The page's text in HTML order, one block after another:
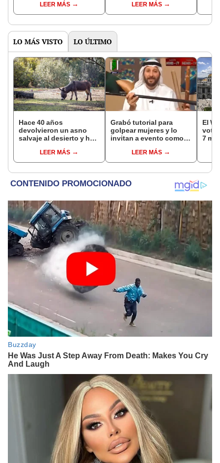
bosques milenarios de
la Patagonia
LEER MÁS
con unoLEER MÁS
LO MÁS VISTO LO ÚLTIMO
Hace 40 años
devolvieron un asno
salvaje al desierto y hoy
reforestar el ecosistema
de forma natural
LEER MÁS
Grabó tutorial para
golpear mujeres y lo
invitan a evento como
[VIDEO]LEER MÁS
El
7